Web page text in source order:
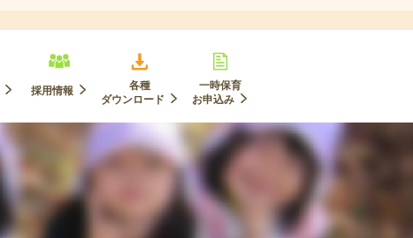
採用情報
各種
ダウンロード
一時保育
お申込み